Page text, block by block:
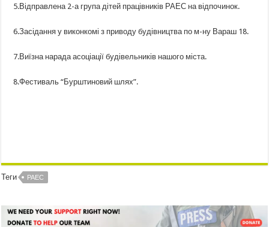
5.Відправлена 2-а група дітей працівників РАЕС на відпочинок.
6.Засідання у виконкомі з приводу будівництва по м-ну Вараш 18.
7.Виїзна нарада асоціації будівельників нашого міста.
8.Фестиваль “Бурштиновий шлях”.
Теги РАЕС